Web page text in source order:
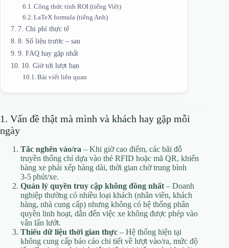
Công thức tính ROI (tiếng Việt)
LaTeX formula (tiếng Anh)
7. Chi phí thực tế
8. Số liệu trước – sau
9. FAQ hay gặp nhất
10. Giờ tới lượt bạn
Bài viết liên quan
1. Vấn đề thật mà mình và khách hay gặp mỗi
ngày
Tắc nghẽn vào/ra – Khi giờ cao điểm, các bãi đỗ
truyền thống chỉ dựa vào thẻ RFID hoặc mã QR, khiến
hàng xe phải xếp hàng dài, thời gian chờ trung bình
3‑5 phút/xe.
Quản lý quyền truy cập không đồng nhất – Doanh
nghiệp thường có nhiều loại khách (nhân viên, khách
hàng, nhà cung cấp) nhưng không có hệ thống phân
quyền linh hoạt, dẫn đến việc xe không được phép vào
vẫn lấn lướt.
Thiếu dữ liệu thời gian thực – Hệ thống hiện tại
không cung cấp báo cáo chi tiết về lượt vào/ra, mức độ